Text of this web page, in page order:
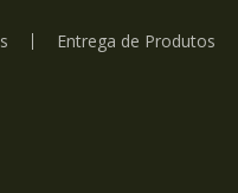
Entrega de Produtos